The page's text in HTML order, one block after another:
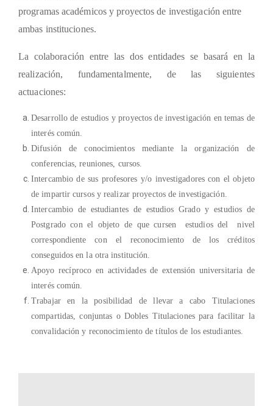
programas académicos y proyectos de investigación entre
ambas instituciones.
La colaboración entre las dos entidades se basará en la
realización, fundamentalmente, de las siguientes
actuaciones:
Desarrollo de estudios y proyectos de investigación en temas de
interés común.
Difusión de conocimientos mediante la organización de
conferencias, reuniones, cursos.
Intercambio de sus profesores y/o investigadores con el objeto
de impartir cursos y realizar proyectos de investigación.
Intercambio de estudiantes de estudios Grado y estudios de
Postgrado con el objeto de que cursen estudios del nivel
correspondiente con el reconocimiento de los créditos
conseguidos en la otra institución.
Apoyo recíproco en actividades de extensión universitaria de
interés común.
Trabajar en la posibilidad de llevar a cabo Titulaciones
compartidas, conjuntas o Dobles Titulaciones para facilitar la
convalidación y reconocimiento de títulos de los estudiantes.